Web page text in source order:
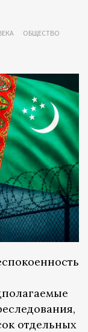
ОБЩЕСТВО
отдельных